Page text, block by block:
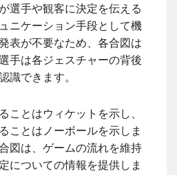
選手や観客に決定を伝える
ニケーション手段として機
表が不要なため、各合図は
手は各ジェスチャーの背後
識できます。
ことはウィケットを示し、
ことはノーボールを示しま
図は、ゲームの流れを維持
についての情報を提供しま